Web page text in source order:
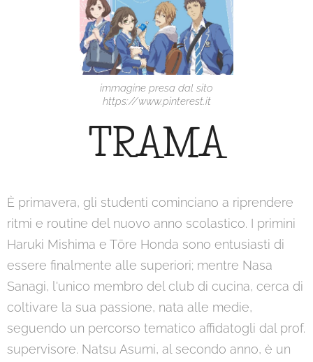
immagine presa dal sito
https://www.pinterest.it
TRAMA
È primavera, gli studenti cominciano a riprendere
ritmi e routine del nuovo anno scolastico. I primini
Haruki Mishima e Tōre Honda sono entusiasti di
essere finalmente alle superiori; mentre Nasa
Sanagi, l'unico membro del club di cucina, cerca di
coltivare la sua passione, nata alle medie,
seguendo un percorso tematico affidatogli dal prof.
supervisore. Natsu Asumi, al secondo anno, è un